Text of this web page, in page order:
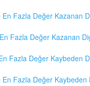
Fazla Değer Kazanan
Fazla Değer Kazanan
Fazla Değer Kaybeden
Fazla Değer Kaybeden